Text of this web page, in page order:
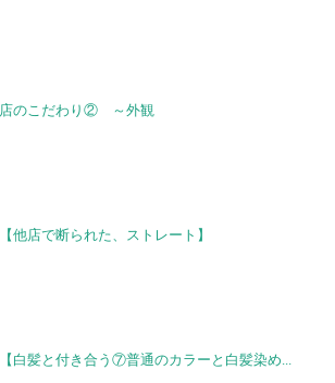
店のこだわり② ～外観
【他店で断られた、ストレート】
【白髪と付き合う⑦普通のカラーと白髪染め...